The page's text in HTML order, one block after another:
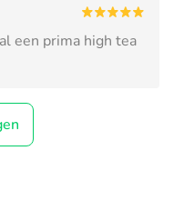
een prima high tea